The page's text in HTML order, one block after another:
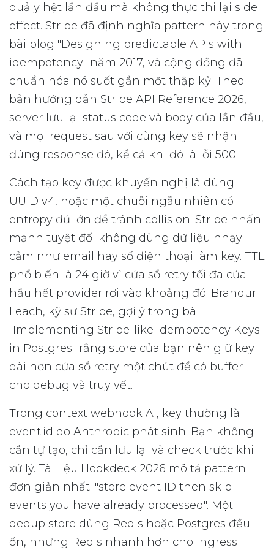
quả y hệt lần đầu mà không thực thi lại side
effect. Stripe đã định nghĩa pattern này trong
bài blog "Designing predictable APIs with
idempotency" năm 2017, và cộng đồng đã
chuẩn hóa nó suốt gần một thập kỷ. Theo
bản hướng dẫn Stripe API Reference 2026,
server lưu lại status code và body của lần đầu,
và mọi request sau với cùng key sẽ nhận
đúng response đó, kể cả khi đó là lỗi 500.
Cách tạo key được khuyến nghị là dùng
UUID v4, hoặc một chuỗi ngẫu nhiên có
entropy đủ lớn để tránh collision. Stripe nhấn
mạnh tuyệt đối không dùng dữ liệu nhạy
cảm như email hay số điện thoại làm key. TTL
phổ biến là 24 giờ vì cửa sổ retry tối đa của
hầu hết provider rơi vào khoảng đó. Brandur
Leach, kỹ sư Stripe, gợi ý trong bài
"Implementing Stripe-like Idempotency Keys
in Postgres" rằng store của bạn nên giữ key
dài hơn cửa sổ retry một chút để có buffer
cho debug và truy vết.
Trong context webhook AI, key thường là
event.id do Anthropic phát sinh. Bạn không
cần tự tạo, chỉ cần lưu lại và check trước khi
xử lý. Tài liệu Hookdeck 2026 mô tả pattern
đơn giản nhất: "store event ID then skip
events you have already processed". Một
dedup store dùng Redis hoặc Postgres đều
ổn, nhưng Redis nhanh hơn cho ingress